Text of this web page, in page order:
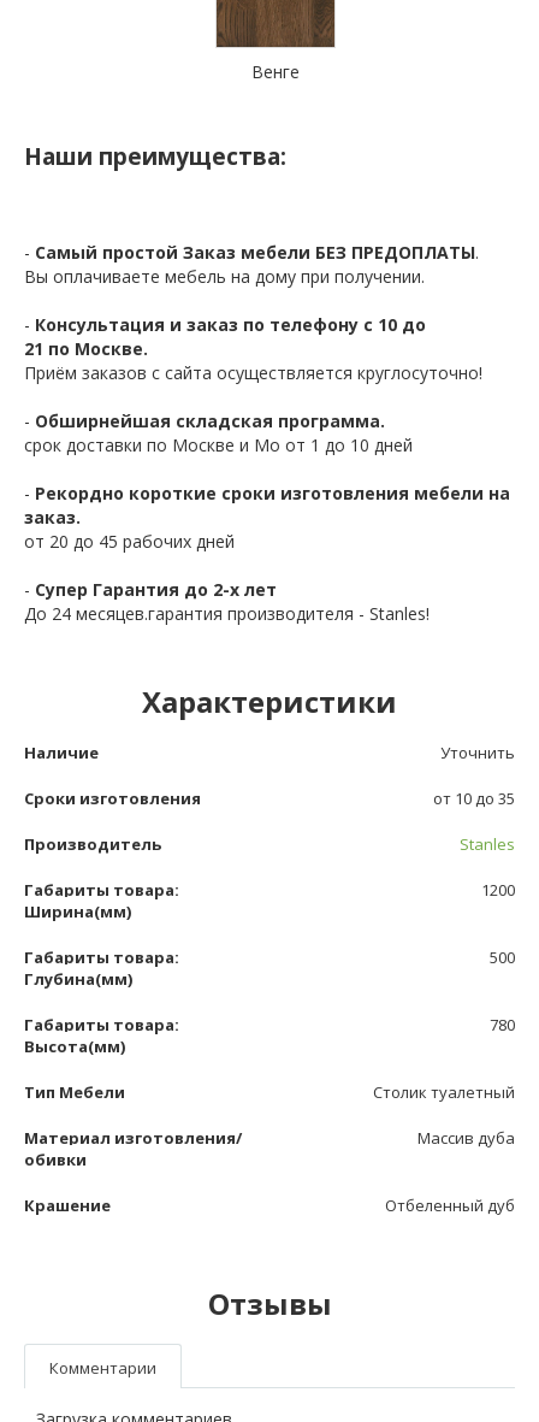
Венге
Наши преимущества:
- Самый простой Заказ мебели БЕЗ ПРЕДОПЛАТЫ.
Вы оплачиваете мебель на дому при получении.
- Консультация и заказ по телефону с 10 до
21 по Москве.
Приём заказов с сайта осуществляется круглосуточно!
- Обширнейшая складская программа.
срок доставки по Москве и Мо от 1 до 10 дней
- Рекордно короткие сроки изготовления мебели на
заказ.
от 20 до 45 рабочих дней
- Супер Гарантия до 2-х лет
До 24 месяцев.гарантия производителя - Stanles!
Характеристики
Наличие Уточнить
Сроки изготовления от 10 до 35
Производитель Stanles
Габариты товара:
Ширина(мм)
1200
Габариты товара:
Глубина(мм)
500
Габариты товара:
Высота(мм)
780
Тип Мебели Столик туалетный
Материал изготовления/
обивки
Массив дуба
Крашение Отбеленный дуб
Отзывы
Комментарии